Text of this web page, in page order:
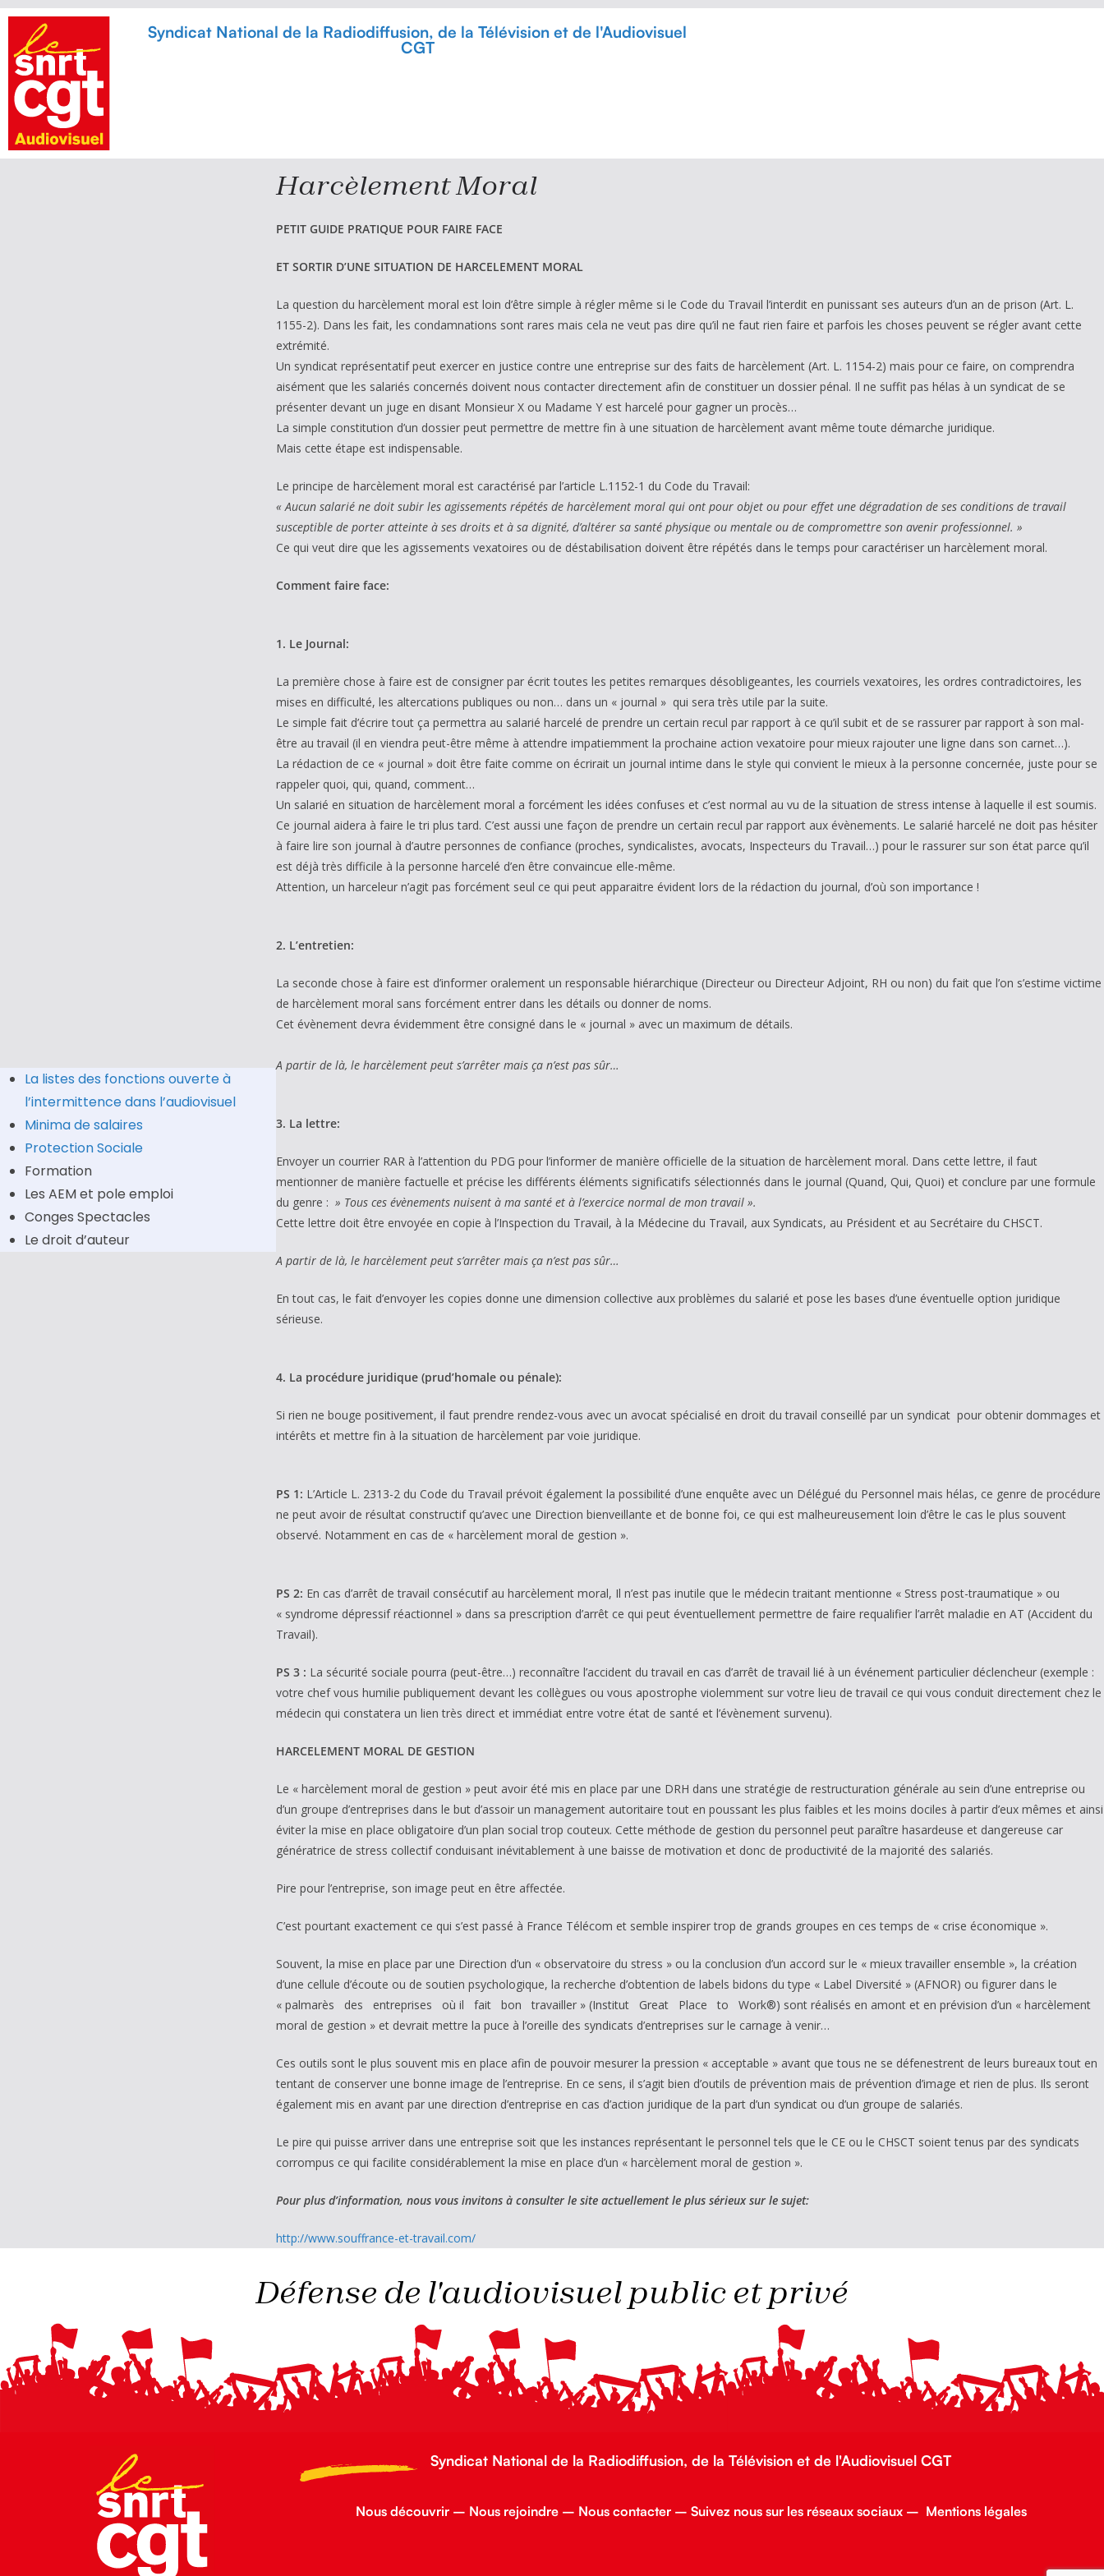
Syndicat National de la Radiodiffusion, de la Télévision et de l'Audiovisuel
CGT
La listes des fonctions ouverte à
l’intermittence dans l’audiovisuel
Minima de salaires
Protection Sociale
Formation
Les AEM et pole emploi
Conges Spectacles
Le droit d’auteur
Harcèlement Moral
PETIT GUIDE PRATIQUE POUR FAIRE FACE
ET SORTIR D’UNE SITUATION DE HARCELEMENT MORAL
La question du harcèlement moral est loin d’être simple à régler même si le Code du Travail l’interdit en punissant ses auteurs d’un an de prison (Art. L.
1155-2). Dans les fait, les condamnations sont rares mais cela ne veut pas dire qu’il ne faut rien faire et parfois les choses peuvent se régler avant cette
extrémité.
Un syndicat représentatif peut exercer en justice contre une entreprise sur des faits de harcèlement (Art. L. 1154-2) mais pour ce faire, on comprendra
aisément que les salariés concernés doivent nous contacter directement afin de constituer un dossier pénal. Il ne suffit pas hélas à un syndicat de se
présenter devant un juge en disant Monsieur X ou Madame Y est harcelé pour gagner un procès…
La simple constitution d’un dossier peut permettre de mettre fin à une situation de harcèlement avant même toute démarche juridique.
Mais cette étape est indispensable.
Le principe de harcèlement moral est caractérisé par l’article L.1152-1 du Code du Travail:
« Aucun salarié ne doit subir les agissements répétés de harcèlement moral qui ont pour objet ou pour effet une dégradation de ses conditions de travail
susceptible de porter atteinte à ses droits et à sa dignité, d’altérer sa santé physique ou mentale ou de compromettre son avenir professionnel. »
Ce qui veut dire que les agissements vexatoires ou de déstabilisation doivent être répétés dans le temps pour caractériser un harcèlement moral.
Comment faire face:
1. Le Journal:
La première chose à faire est de consigner par écrit toutes les petites remarques désobligeantes, les courriels vexatoires, les ordres contradictoires, les
mises en difficulté, les altercations publiques ou non… dans un « journal » qui sera très utile par la suite.
Le simple fait d’écrire tout ça permettra au salarié harcelé de prendre un certain recul par rapport à ce qu’il subit et de se rassurer par rapport à son mal-
être au travail (il en viendra peut-être même à attendre impatiemment la prochaine action vexatoire pour mieux rajouter une ligne dans son carnet…).
La rédaction de ce « journal » doit être faite comme on écrirait un journal intime dans le style qui convient le mieux à la personne concernée, juste pour se
rappeler quoi, qui, quand, comment…
Un salarié en situation de harcèlement moral a forcément les idées confuses et c’est normal au vu de la situation de stress intense à laquelle il est soumis.
Ce journal aidera à faire le tri plus tard. C’est aussi une façon de prendre un certain recul par rapport aux évènements. Le salarié harcelé ne doit pas hésiter
à faire lire son journal à d’autre personnes de confiance (proches, syndicalistes, avocats, Inspecteurs du Travail…) pour le rassurer sur son état parce qu’il
est déjà très difficile à la personne harcelé d’en être convaincue elle-même.
Attention, un harceleur n’agit pas forcément seul ce qui peut apparaitre évident lors de la rédaction du journal, d’où son importance !
2. L’entretien:
La seconde chose à faire est d’informer oralement un responsable hiérarchique (Directeur ou Directeur Adjoint, RH ou non) du fait que l’on s’estime victime
de harcèlement moral sans forcément entrer dans les détails ou donner de noms.
Cet évènement devra évidemment être consigné dans le « journal » avec un maximum de détails.
A partir de là, le harcèlement peut s’arrêter mais ça n’est pas sûr…
3. La lettre:
Envoyer un courrier RAR à l’attention du PDG pour l’informer de manière officielle de la situation de harcèlement moral. Dans cette lettre, il faut
mentionner de manière factuelle et précise les différents éléments significatifs sélectionnés dans le journal (Quand, Qui, Quoi) et conclure par une formule
du genre : » Tous ces évènements nuisent à ma santé et à l’exercice normal de mon travail ».
Cette lettre doit être envoyée en copie à l’Inspection du Travail, à la Médecine du Travail, aux Syndicats, au Président et au Secrétaire du CHSCT.
A partir de là, le harcèlement peut s’arrêter mais ça n’est pas sûr…
En tout cas, le fait d’envoyer les copies donne une dimension collective aux problèmes du salarié et pose les bases d’une éventuelle option juridique
sérieuse.
4. La procédure juridique (prud’homale ou pénale):
Si rien ne bouge positivement, il faut prendre rendez-vous avec un avocat spécialisé en droit du travail conseillé par un syndicat pour obtenir dommages et
intérêts et mettre fin à la situation de harcèlement par voie juridique.
PS 1: L’Article L. 2313-2 du Code du Travail prévoit également la possibilité d’une enquête avec un Délégué du Personnel mais hélas, ce genre de procédure
ne peut avoir de résultat constructif qu’avec une Direction bienveillante et de bonne foi, ce qui est malheureusement loin d’être le cas le plus souvent
observé. Notamment en cas de « harcèlement moral de gestion ».
PS 2: En cas d’arrêt de travail consécutif au harcèlement moral, Il n’est pas inutile que le médecin traitant mentionne « Stress post-traumatique » ou
« syndrome dépressif réactionnel » dans sa prescription d’arrêt ce qui peut éventuellement permettre de faire requalifier l’arrêt maladie en AT (Accident du
Travail).
PS 3 : La sécurité sociale pourra (peut-être…) reconnaître l’accident du travail en cas d’arrêt de travail lié à un événement particulier déclencheur (exemple :
votre chef vous humilie publiquement devant les collègues ou vous apostrophe violemment sur votre lieu de travail ce qui vous conduit directement chez le
médecin qui constatera un lien très direct et immédiat entre votre état de santé et l’évènement survenu).
HARCELEMENT MORAL DE GESTION
Le « harcèlement moral de gestion » peut avoir été mis en place par une DRH dans une stratégie de restructuration générale au sein d’une entreprise ou
d’un groupe d’entreprises dans le but d’assoir un management autoritaire tout en poussant les plus faibles et les moins dociles à partir d’eux mêmes et ainsi
éviter la mise en place obligatoire d’un plan social trop couteux. Cette méthode de gestion du personnel peut paraître hasardeuse et dangereuse car
génératrice de stress collectif conduisant inévitablement à une baisse de motivation et donc de productivité de la majorité des salariés.
Pire pour l’entreprise, son image peut en être affectée.
C’est pourtant exactement ce qui s’est passé à France Télécom et semble inspirer trop de grands groupes en ces temps de « crise économique ».
Souvent, la mise en place par une Direction d’un « observatoire du stress » ou la conclusion d’un accord sur le « mieux travailler ensemble », la création
d’une cellule d’écoute ou de soutien psychologique, la recherche d’obtention de labels bidons du type « Label Diversité » (AFNOR) ou figurer dans le
« palmarès des entreprises où il fait bon travailler » (Institut Great Place to Work®) sont réalisés en amont et en prévision d’un « harcèlement
moral de gestion » et devrait mettre la puce à l’oreille des syndicats d’entreprises sur le carnage à venir…
Ces outils sont le plus souvent mis en place afin de pouvoir mesurer la pression « acceptable » avant que tous ne se défenestrent de leurs bureaux tout en
tentant de conserver une bonne image de l’entreprise. En ce sens, il s’agit bien d’outils de prévention mais de prévention d’image et rien de plus. Ils seront
également mis en avant par une direction d’entreprise en cas d’action juridique de la part d’un syndicat ou d’un groupe de salariés.
Le pire qui puisse arriver dans une entreprise soit que les instances représentant le personnel tels que le CE ou le CHSCT soient tenus par des syndicats
corrompus ce qui facilite considérablement la mise en place d’un « harcèlement moral de gestion ».
Pour plus d’information, nous vous invitons à consulter le site actuellement le plus sérieux sur le sujet:
http://www.souffrance-et-travail.com/
Défense de l'audiovisuel public et privé
Syndicat National de la Radiodiffusion, de la Télévision et de l'Audiovisuel CGT
Nous découvrir– Nous rejoindre– Nous contacter– Suivez nous sur les réseaux sociaux– Mentions légales